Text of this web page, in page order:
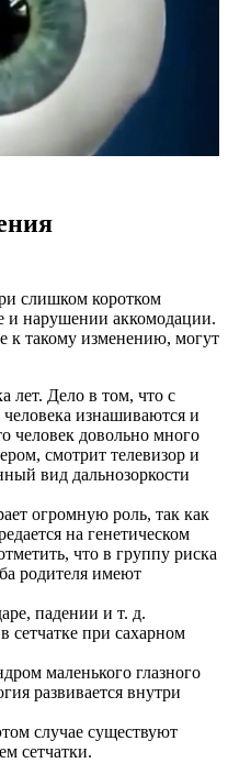
слишком коротком
и нарушении аккомодации.
к такому изменению, могут
лет. Дело в том, что с
изнашиваются и
человек довольно много
смотрит телевизор и
вид дальнозоркости
огромную роль, так как
на генетическом
что в группу риска
родителя имеют
падении и т. д.
сетчатке при сахарном
маленького глазного
развивается внутри
случае существуют
сетчатки.